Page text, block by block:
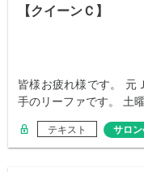
【クイーンＣ】
皆様お疲れ様です。 元
手のリーファです。 土
テキスト サロ